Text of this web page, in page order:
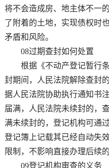
将不会造成房、地主体不一
了附着的土地，实现债权时
矛盾和风险。
08过期查封如何处置
根据《不动产登记暂行条
封期间，人民法院解除查封
据人民法院协助执行通知书
届满，人民法院未续封的，
满未续封的，登记机构可通
登记簿上记载其已经自动失
限制，不影响直接办理后续
09登记机构审查的义务